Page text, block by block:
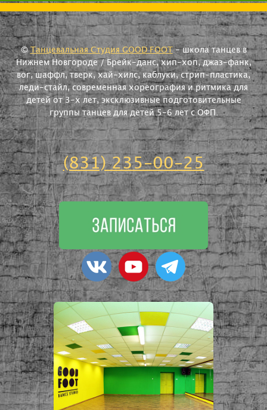
©Танцевальная Студия GOOD FOOT- школа танцев в
Нижнем Новгороде / Брейк-данс, хип-хоп, джаз-фанк,
вог, шаффл, тверк, хай-хилс, каблуки, стрип-пластика,
леди-стайл, современная хореография и ритмика для
детей от 3-х лет, эксклюзивные подготовительные
группы танцев для детей 5-6 лет с ОФП.
(831) 235-00-25